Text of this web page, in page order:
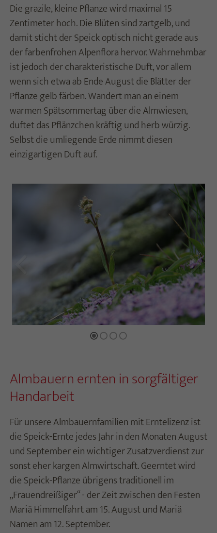
Die grazile, kleine Pflanze wird maximal 15
Zentimeter hoch. Die Blüten sind zartgelb, und
damit sticht der Speick optisch nicht gerade aus
der farbenfrohen Alpenflora hervor. Wahrnehmbar
ist jedoch der charakteristische Duft, vor allem
wenn sich etwa ab Ende August die Blätter der
Pflanze gelb färben. Wandert man an einem
warmen Spätsommertag über die Almwiesen,
duftet das Pflänzchen kräftig und herb würzig.
Selbst die umliegende Erde nimmt diesen
einzigartigen Duft auf.
Frisch, würzig, natürlich – einzigartig in Duft
und Wirkung
Almbauern ernten in sorgfältiger
Handarbeit
Für unsere Almbauernfamilien mit Erntelizenz ist
die Speick-Ernte jedes Jahr in den Monaten August
und September ein wichtiger Zusatzverdienst zur
sonst eher kargen Almwirtschaft. Geerntet wird
die Speick-Pflanze übrigens traditionell im
„Frauendreißiger“ - der Zeit zwischen den Festen
Mariä Himmelfahrt am 15. August und Mariä
Namen am 12. September.